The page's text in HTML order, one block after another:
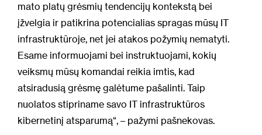
mato platų grėsmių tendencijų kontekstą bei
įžvelgia ir patikrina potencialias spragas mūsų IT
infrastruktūroje, net jei atakos požymių nematyti.
Esame informuojami bei instruktuojami, kokių
veiksmų mūsų komandai reikia imtis, kad
atsiradusią grėsmę galėtume pašalinti. Taip
nuolatos stipriname savo IT infrastruktūros
kibernetinį atsparumą“, – pažymi pašnekovas.